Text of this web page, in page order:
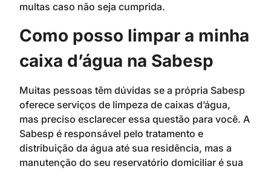
multas caso não seja cumprida.
Como posso limpar a minha
caixa d’água na Sabesp
Muitas pessoas têm dúvidas se a própria Sabesp
oferece serviços de limpeza de caixas d’água,
mas preciso esclarecer essa questão para você. A
Sabesp é responsável pelo tratamento e
distribuição da água até sua residência, mas a
manutenção do seu reservatório domiciliar é sua